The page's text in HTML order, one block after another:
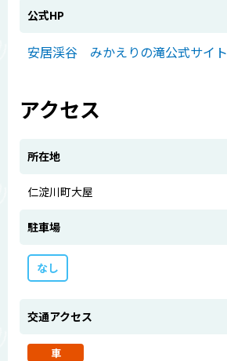
公式HP
安居渓谷 みかえりの滝公式サイト
アクセス
所在地
仁淀川町大屋
駐車場
なし
交通アクセス
車